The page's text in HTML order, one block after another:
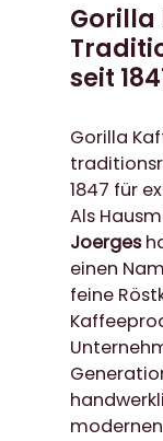
Gorilla
seit
Gorilla
1847 für
Als
Joerges
einen
feine